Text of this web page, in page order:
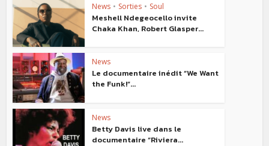
News • Sorties • Soul
Meshell Ndegeocello invite
Chaka Khan, Robert Glasper...
News
Le documentaire inédit “We Want
the Funk!”...
News
Betty Davis live dans le
documentaire “Riviera...